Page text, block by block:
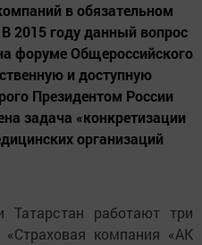
в обязательном
2015 году данный вопрос
форуме Общероссийского
и доступную
Президентом России
задача «конкретизации
организаций
Татарстан работают три
компания «АК